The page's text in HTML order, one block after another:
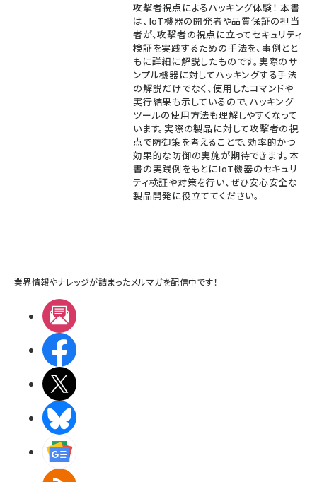
攻撃者視点によるハッキング体験！ 本書
は、IoT機器の開発者や品質保証の担当
者が、攻撃者の視点に立ってセキュリティ
検証を実践するための手法を、事例とと
もに詳細に解説したものです。実際のサ
ンプル機器に対してハッキングする手法
の解説だけでなく、使用したコマンドや
実行結果も示しているので、ハッキング
ツールの使用方法も理解しやすくなって
います。実際の製品に対して攻撃者の視
点で防御策を考えることで、効率的かつ
効果的な防御の実施が期待できます。本
書の実践例をもとにIoT機器のセキュリ
ティ検証や対策を行い、ぜひ安心安全な
製品開発に役立ててください。
業界情報やナレッジが詰まったメルマガを配信中です！